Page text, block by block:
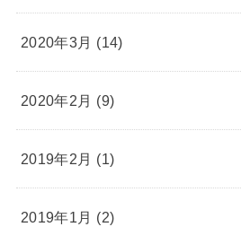
2020年3月 (14)
2020年2月 (9)
2019年2月 (1)
2019年1月 (2)